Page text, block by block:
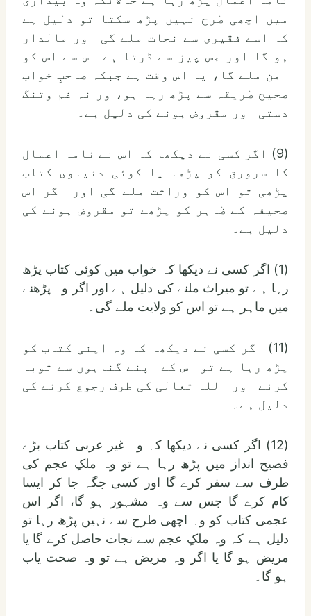
میں اچھی طرح نہیں پڑھ سکتا تو دلیل ہے
کہ اسے فقیری سے نجات ملے گی اور مالدار
ہو گا اور جس چیز سے ڈرتا ہے اس سے اس کو
امن ملے گا، یہ اس وقت ہے جبکہ صاحبِ خواب
صحیح طریقہ سے پڑھ رہا ہو، ور نہ غم وتنگ
دستی اور مقروض ہونے کی دلیل ہے۔
(9) اگر کسی نے دیکھا کہ اس نے نامہ اعمال
کا سرورق کو پڑھا یا کوئی دنیاوی کتاب
پڑھی تو اس کو وراثت ملے گی اور اگر اس
صحیفہ کے ظاہر کو پڑھے تو مقروض ہونے کی
دلیل ہے۔
(1) اگر کسی نے دیکھا کہ خواب میں کوئی کتاب پڑھ
رہا ہے تو میراث ملنے کی دلیل ہے اور اگر وہ پڑھنے
میں ماہر ہے تو اس کو ولایت ملے گی۔
(11) اگر کسی نے دیکھا کہ وہ اپنی کتاب کو
پڑھ رہا ہے تو اس کے اپنے گناہوں سے توبہ
کرنے اور اللہ تعالیٰ کی طرف رجوع کرنے کی
دلیل ہے۔
(12) اگر کسی نے دیکھا کہ وہ غیر عربی کتاب بڑے
فصیح انداز میں پڑھ رہا ہے تو وہ ملکِ عجم کی
طرف سے سفر کرے گا اور کسی جگہ جا کر ایسا
کام کرے گا جس سے وہ مشہور ہو گا، اگر اس
عجمی کتاب کو وہ اچھی طرح سے نہیں پڑھ رہا تو
دلیل ہے کہ وہ ملکِ عجم سے نجات حاصل کرے گا یا
مریض ہو گا یا اگر وہ مریض ہے تو وہ صحت یاب
ہو گا۔